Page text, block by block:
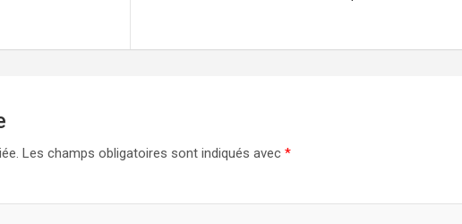
Les champs obligatoires sont indiqués avec *